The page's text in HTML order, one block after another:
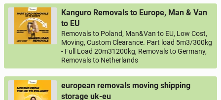
Kanguro Removals to Europe, Man & Van
to EU
Removals to Poland, Man&Van to EU, Low Cost,
Moving, Custom Clearance. Part load 5m3/300kg
- Full Load 20m31200kg, Removals to Germany,
Removals to Netherlands
european removals moving shipping
storage uk-eu